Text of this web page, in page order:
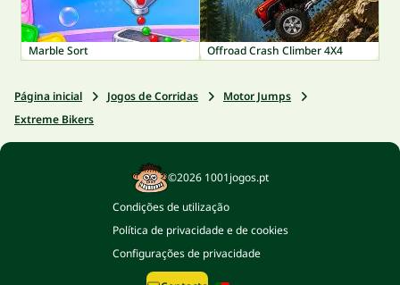
Marble Sort Offroad Crash Climber 4X4
Página inicial Jogos de Corridas
Motor Jumps
Extreme Bikers
©2026 1001jogos.pt
Condições de utilização
Política de privacidade e de cookies
Configurações de privacidade